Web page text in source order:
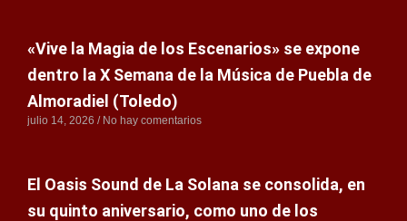
«Vive la Magia de los Escenarios» se expone
dentro la X Semana de la Música de Puebla de
Almoradiel (Toledo)
julio 14, 2026 No hay comentarios
El Oasis Sound de La Solana se consolida, en
su quinto aniversario, como uno de los